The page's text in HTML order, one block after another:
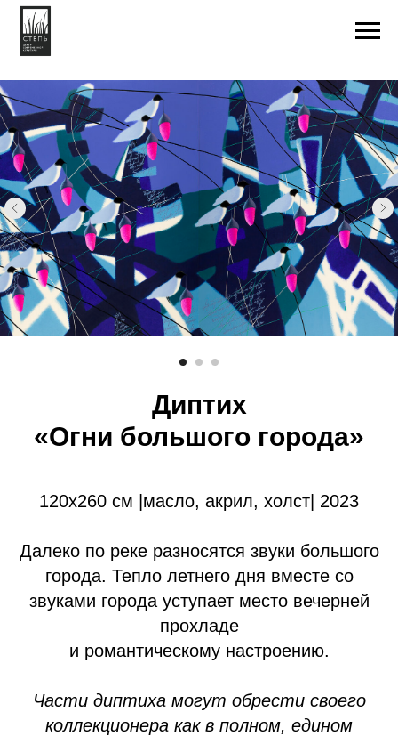
Диптих
«Огни большого города»
120х260 см |масло, акрил, холст| 2023
Далеко по реке разносятся звуки большого
города. Тепло летнего дня вместе со
звуками города уступает место вечерней
прохладе
и романтическому настроению.
Части диптиха могут обрести своего
коллекционера как в полном, едином